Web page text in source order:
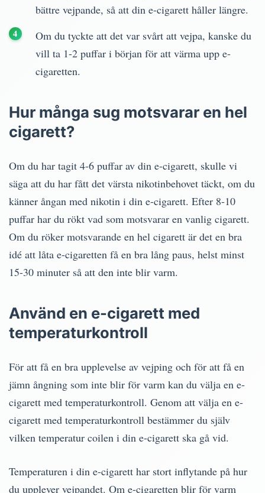
bättre vejpande, så att din e-cigarett håller längre.
Om du tyckte att det var svårt att vejpa, kanske du
vill ta 1-2 puffar i början för att värma upp e-
cigaretten.
Hur många sug motsvarar en hel
cigarett?
Om du har tagit 4-6 puffar av din e-cigarett, skulle vi
säga att du har fått det värsta nikotinbehovet täckt, om du
känner ångan med nikotin i din e-cigarett. Efter 8-10
puffar har du rökt vad som motsvarar en vanlig cigarett.
Om du röker motsvarande en hel cigarett är det en bra
idé att låta e-cigaretten få en bra lång paus, helst minst
15-30 minuter så att den inte blir varm.
Använd en e-cigarett med
temperaturkontroll
För att få en bra upplevelse av vejping och för att få en
jämn ångning som inte blir för varm kan du välja en e-
cigarett med temperaturkontroll. Genom att välja en e-
cigarett med temperaturkontroll bestämmer du själv
vilken temperatur coilen i din e-cigarett ska gå vid.
Temperaturen i din e-cigarett har stort inflytande på hur
du upplever vejpandet. Om e-cigaretten blir för varm